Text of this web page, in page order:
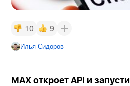
10 9
Илья Сидоров
MAX откроет API и